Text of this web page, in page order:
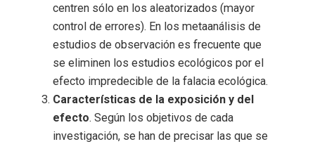
centren sólo en los aleatorizados (mayor
control de errores). En los metaanálisis de
estudios de observación es frecuente que
se eliminen los estudios ecológicos por el
efecto impredecible de la falacia ecológica.
Características de la exposición y del
efecto. Según los objetivos de cada
investigación, se han de precisar las que se